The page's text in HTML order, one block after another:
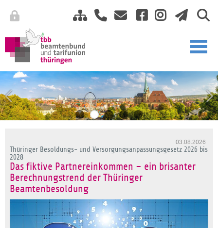
03.08.2026
Thüringer Besoldungs- und Versorgungsanpassungsgesetz 2026 bis
2028
Das fiktive Partnereinkommen – ein brisanter
Berechnungstrend der Thüringer
Beamtenbesoldung